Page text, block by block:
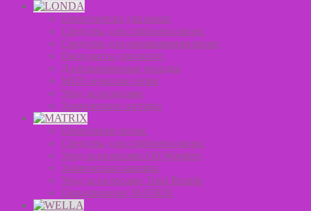
Осветлители для волос
Средства для стайлинга волос
Средства для окрашивания волос
Оксиданты для волос
Долговременная укладка
MEN мужская серия
Уход за волосами
Химические составы
Осветление волос
Средства для стайлинга волос
Уход за волосами Oil Wonders
Химическая завивка
Уход за волосами Total Results
Окрашивание MATRIX